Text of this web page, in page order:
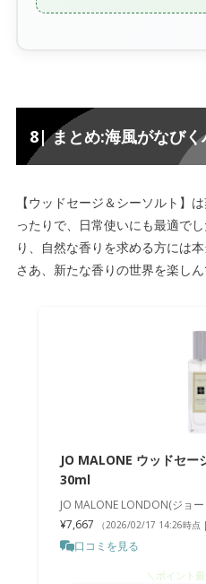
8| まとめ:海風がなびく
【ウッドセージ＆シーソルト】
ったりで、日常使いにも最適で
り、自然な香りを求める方には
さあ、新たな香りの世界を楽し
JO MALONE ウッドセー
30ml
JO MALONE LONDON(ジョ
¥7,667
（2026/02/17 14:26時点
口コミを見る
＼ポイント